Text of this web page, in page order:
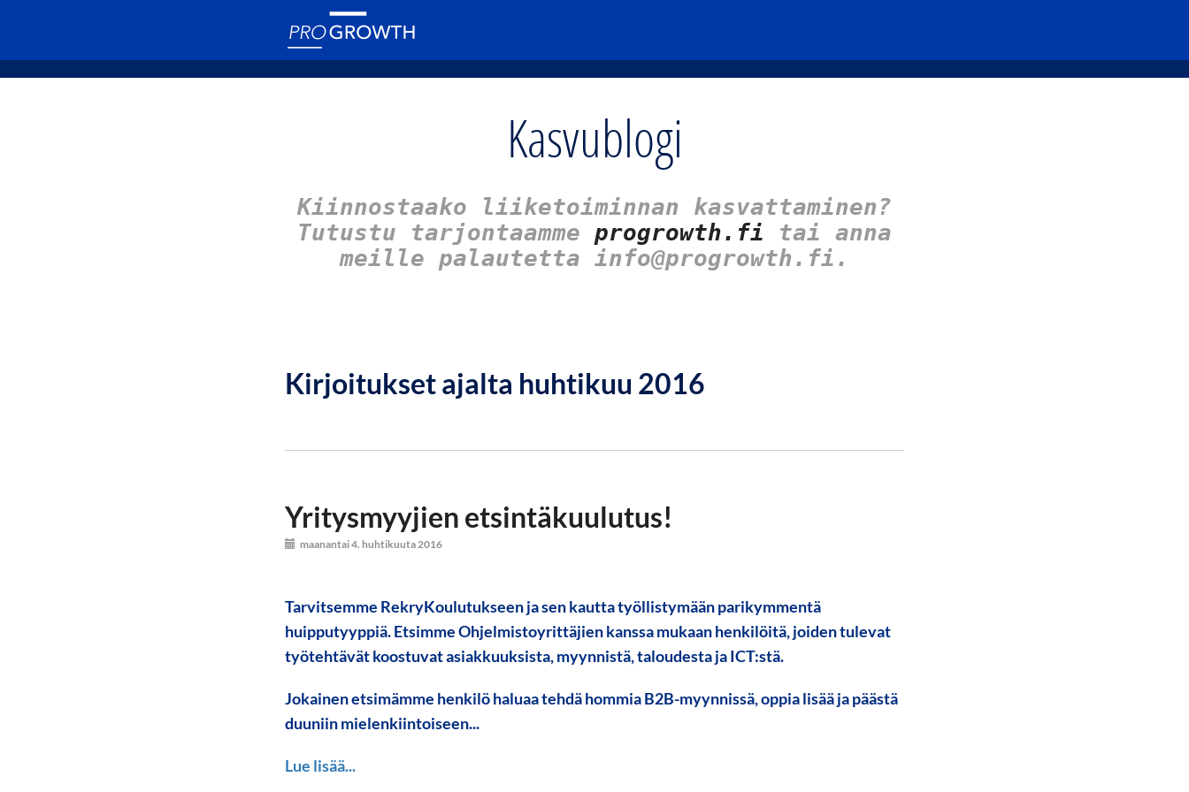
Kasvublogi
Kiinnostaako liiketoiminnan kasvattaminen?
Tutustu tarjontaamme progrowth.fi tai anna
meille palautetta info@progrowth.fi.
Kirjoitukset ajalta huhtikuu 2016
Yritysmyyjien etsintäkuulutus!
maanantai 4. huhtikuuta 2016
Tarvitsemme RekryKoulutukseen ja sen kautta työllistymään parikymmentä
huipputyyppiä. Etsimme Ohjelmistoyrittäjien kanssa mukaan henkilöitä, joiden tulevat
työtehtävät koostuvat asiakkuuksista, myynnistä, taloudesta ja ICT:stä.
Jokainen etsimämme henkilö haluaa tehdä hommia B2B-myynnissä, oppia lisää ja päästä
duuniin mielenkiintoiseen...
Lue lisää...